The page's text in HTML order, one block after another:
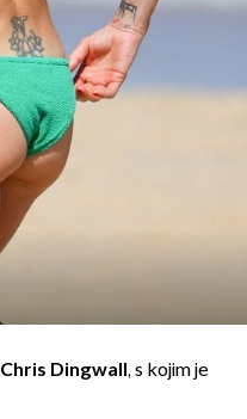
Chris Dingwall, s kojim je